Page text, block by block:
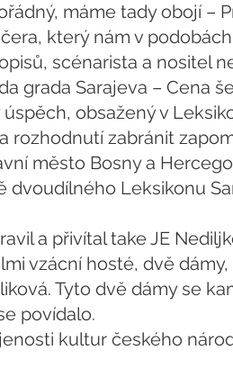
máme tady obojí –
který nám v
scénarista a nositel
grada Sarajeva – Cena
obsažený v
rozhodnutí zabránit
město Bosny a
dvoudílného Leksikonu
a přivítal take JE
vzácní hosté, dvě
Tyto dvě dámy se
povídalo.
kultur českého